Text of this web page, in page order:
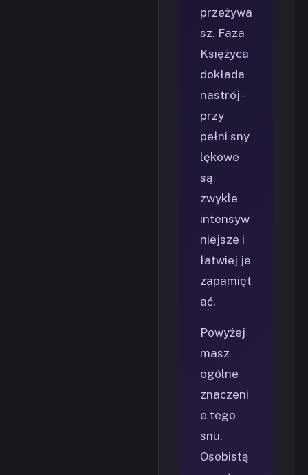
przeżywa
sz. Faza
Księżyca
dokłada
nastrój -
przy
pełni sny
lękowe
są
zwykle
intensyw
niejsze i
łatwiej je
zapamięt
ać.
Powyżej
masz
ogólne
znaczeni
e tego
snu.
Osobistą